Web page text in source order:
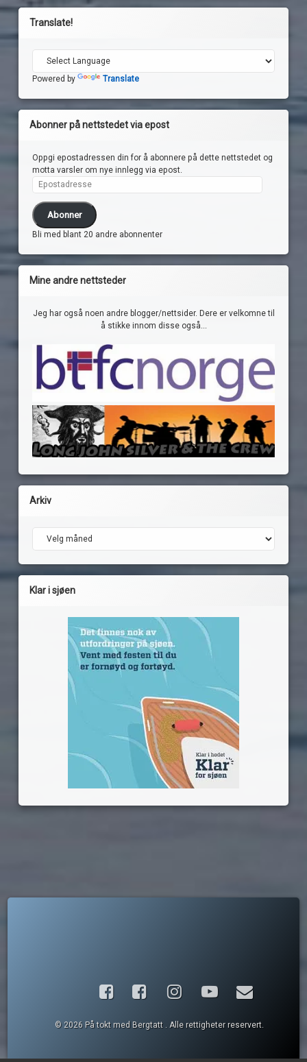
Translate!
Powered by Translate
Abonner på nettstedet via epost
Oppgi epostadressen din for å abonnere på dette nettstedet og
motta varsler om nye innlegg via epost.
Epostadresse
Abonner
Bli med blant 20 andre abonnenter
Mine andre nettsteder
Jeg har også noen andre blogger/nettsider. Dere er velkomne til
å stikke innom disse også...
Arkiv
Klar i sjøen
FacebookInstagram
YouTubeE-post
© 2026 På tokt med Bergtatt . Alle rettigheter reservert.